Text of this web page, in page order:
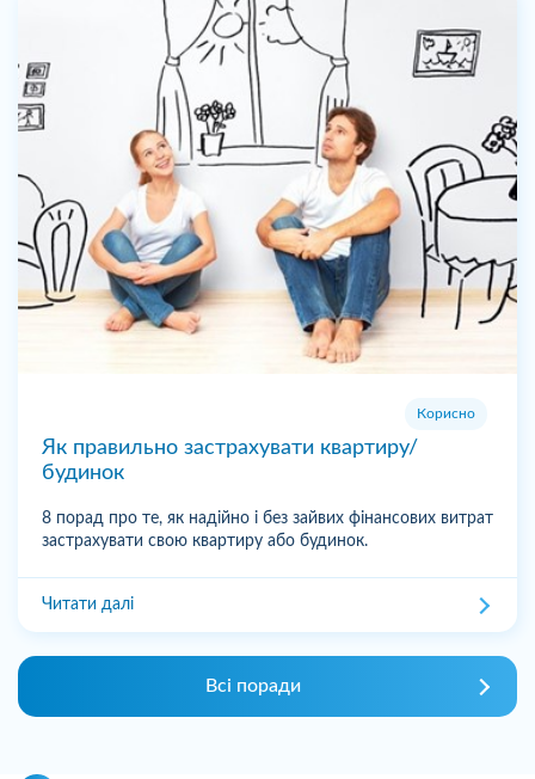
Корисно
Як правильно застрахувати квартиру/
будинок
8 порад про те, як надійно і без зайвих фінансових витрат
застрахувати свою квартиру або будинок.
Читати далі
Всі поради